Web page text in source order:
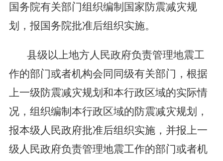
国务院有关部门组织编制国家防震减灾规
划，报国务院批准后组织实施。
县级以上地方人民政府负责管理地震工
作的部门或者机构会同同级有关部门，根据
上一级防震减灾规划和本行政区域的实际情
况，组织编制本行政区域的防震减灾规划，
报本级人民政府批准后组织实施，并报上一
级人民政府负责管理地震工作的部门或者机